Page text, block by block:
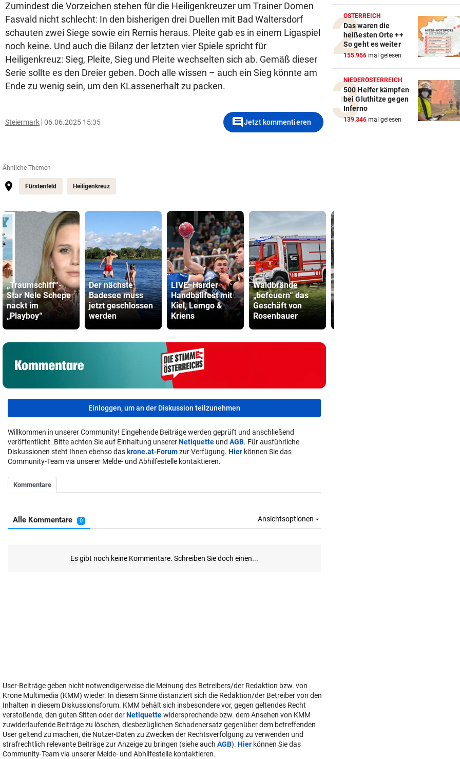
Zumindest die Vorzeichen stehen für die Heiligenkreuzer um Trainer Domen
Fasvald nicht schlecht: In den bisherigen drei Duellen mit Bad Waltersdorf
schauten zwei Siege sowie ein Remis heraus. Pleite gab es in einem Ligaspiel
noch keine. Und auch die Bilanz der letzten vier Spiele spricht für
Heiligenkreuz: Sieg, Pleite, Sieg und Pleite wechselten sich ab. Gemäß dieser
Serie sollte es den Dreier geben. Doch alle wissen – auch ein Sieg könnte am
Ende zu wenig sein, um den KLassenerhalt zu packen.
Steiermark 06.06.2025 15:35 commentJetzt kommentieren
Ähnliche Themen
Fürstenfeld Heiligenkreuz
„Traumschiff“-
Star Nele Schepe
nackt im
„Playboy“
Der nächste
Badesee muss
jetzt geschlossen
werden
LIVE: Harder
Handballfest mit
Kiel, Lemgo &
Kriens
Waldbrände
„befeuern“ das
Geschäft von
Rosenbauer
Einloggen, um an der Diskussion teilzunehmen
Willkommen in unserer Community! Eingehende Beiträge werden geprüft und anschließend
veröffentlicht. Bitte achten Sie auf Einhaltung unsererNetiquette und AGB. Für ausführliche
Diskussionen steht Ihnen ebenso das krone.at-Forumzur Verfügung. Hier können Sie das
Community-Team via unserer Melde- und Abhilfestelle kontaktieren.
User-Beiträge geben nicht notwendigerweise die Meinung des Betreibers/der Redaktion bzw. von
Krone Multimedia (KMM) wieder. In diesem Sinne distanziert sich die Redaktion/der Betreiber von den
Inhalten in diesem Diskussionsforum. KMM behält sich insbesondere vor, gegen geltendes Recht
verstoßende, den guten Sitten oder derNetiquettewidersprechende bzw. dem Ansehen von KMM
zuwiderlaufende Beiträge zu löschen, diesbezüglichen Schadenersatz gegenüber dem betreffenden
User geltend zu machen, die Nutzer-Daten zu Zwecken der Rechtsverfolgung zu verwenden und
strafrechtlich relevante Beiträge zur Anzeige zu bringen (siehe auch AGB). Hier können Sie das
Community-Team via unserer Melde- und Abhilfestelle kontaktieren.
ÖSTERREICH
Das waren die
heißesten Orte ++
So geht es weiter
155.956 mal gelesen
NIEDERÖSTERREICH
500 Helfer kämpfen
bei Gluthitze gegen
Inferno
139.346 mal gelesen